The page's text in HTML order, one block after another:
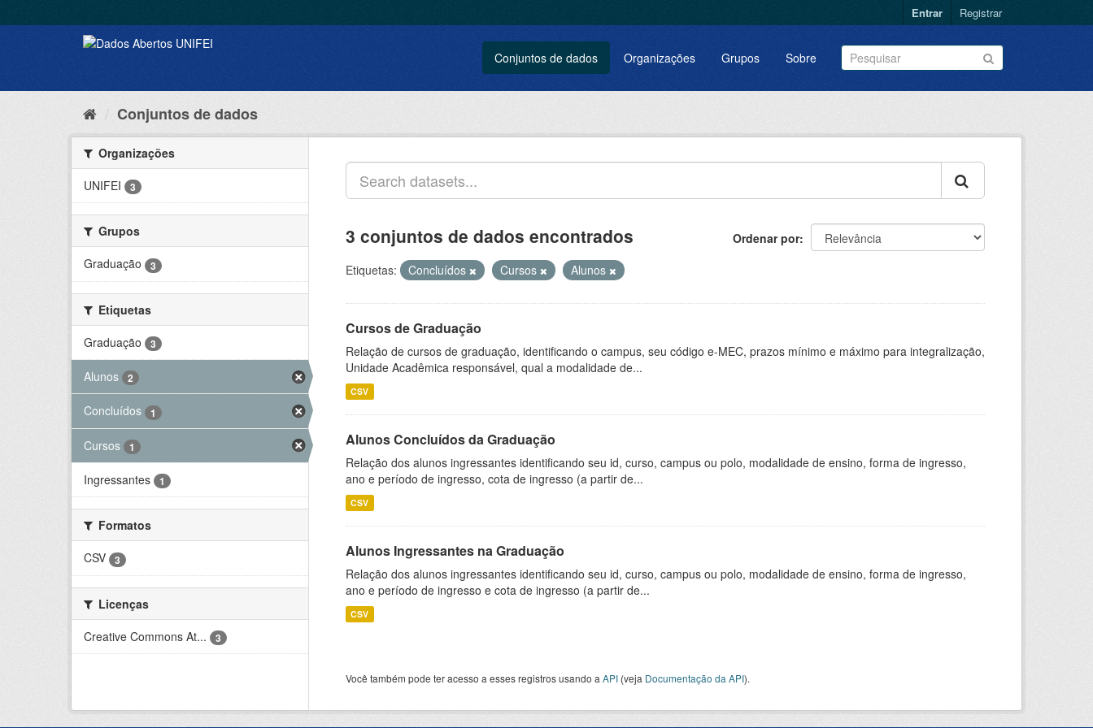
Entrar Registrar
Conjuntos de dados Organizações Grupos Sobre
Conjuntos de dados
Organizações
UNIFEI
3
Grupos
Graduação
3
Etiquetas
Graduação
3
Alunos 2
Concluídos 1
Cursos 1
Ingressantes 1
Formatos
CSV
3
Licenças
Creative Commons At...
3
Ordenar por
3 conjuntos de dados encontrados
Etiquetas: Concluídos Cursos Alunos
Cursos de Graduação
Relação de cursos de graduação, identificando o campus, seu código e-MEC, prazos mínimo e máximo para integralização,
Unidade Acadêmica responsável, qual a modalidade de...
CSV
Alunos Concluídos da Graduação
Relação dos alunos ingressantes identificando seu id, curso, campus ou polo, modalidade de ensino, forma de ingresso,
ano e período de ingresso, cota de ingresso (a partir de...
CSV
Alunos Ingressantes na Graduação
Relação dos alunos ingressantes identificando seu id, curso, campus ou polo, modalidade de ensino, forma de ingresso,
ano e período de ingresso e cota de ingresso (a partir de...
CSV
Você também pode ter acesso a esses registros usando a API (veja Documentação da API).